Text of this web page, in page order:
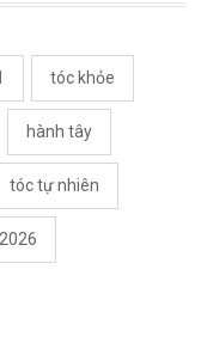
tóc khỏe
hành tây
tóc tự nhiên